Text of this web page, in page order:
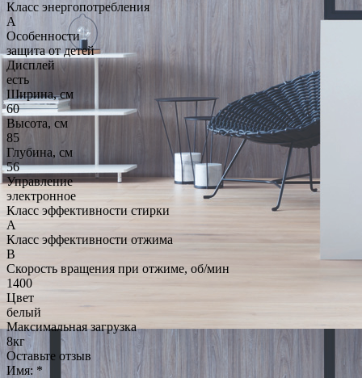
Класс энергопотребления
A
Особенности
защита от детей
Дисплей
есть
Ширина, см
60
Высота, см
85
Глубина, см
56
Управление
электронное
Класс эффективности стирки
A
Класс эффективности отжима
B
Скорость вращения при отжиме, об/мин
1400
Цвет
белый
Максимальная загрузка
8кг
Оставьте отзыв
Имя: *